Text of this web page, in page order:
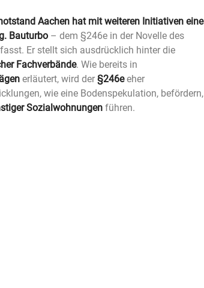
Aachen hat mit weiteren Initiativen eine
Bauturbo – dem §246e in der Novelle des
Er stellt sich ausdrücklich hinter die
Fachverbände. Wie bereits in
erläutert, wird der §246e eher
wie eine Bodenspekulation, befördern,
Sozialwohnungen führen.